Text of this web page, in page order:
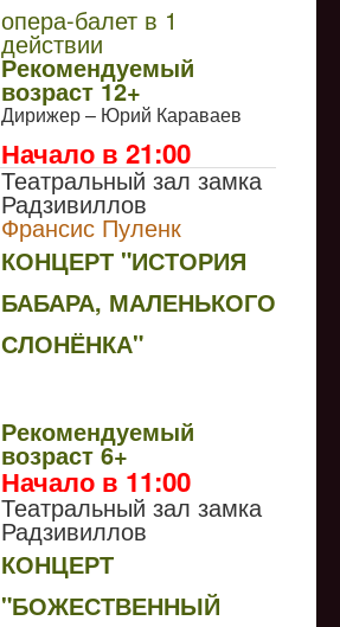
опера-балет в 1
действии
Рекомендуемый
возраст 12+
Дирижер – Юрий Караваев
Начало в 21:00
Театральный зал замка
Радзивиллов
Франсис Пуленк
КОНЦЕРТ "ИСТОРИЯ
БАБАРА, МАЛЕНЬКОГО
СЛОНЁНКА"
Рекомендуемый
возраст 6+
Начало в 11:00
Театральный зал замка
Радзивиллов
КОНЦЕРТ
"БОЖЕСТВЕННЫЙ